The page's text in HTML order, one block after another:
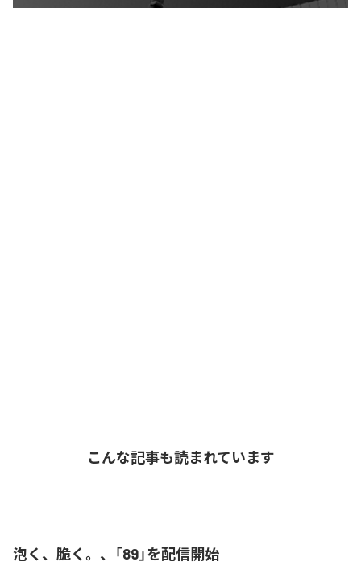
こんな記事も読まれています
泡く、脆く。、「89」を配信開始